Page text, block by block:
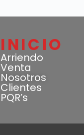
INICIO
Arriendo
Venta
Nosotros
Clientes
PQR’s